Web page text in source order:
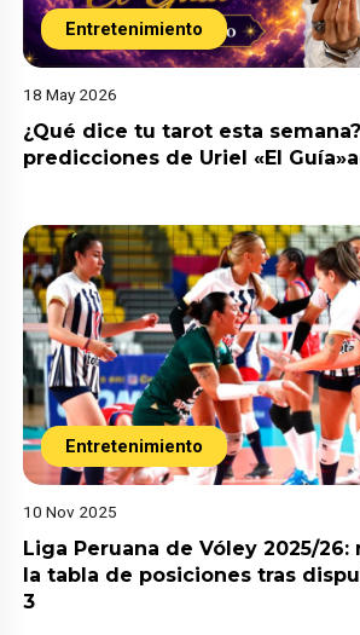
Entretenimiento
18 May 2026
¿Qué dice tu tarot esta
predicciones de Uriel «El
Entretenimiento
10 Nov 2025
Liga Peruana de Vóley 2025/26:
la tabla de posiciones tras
3